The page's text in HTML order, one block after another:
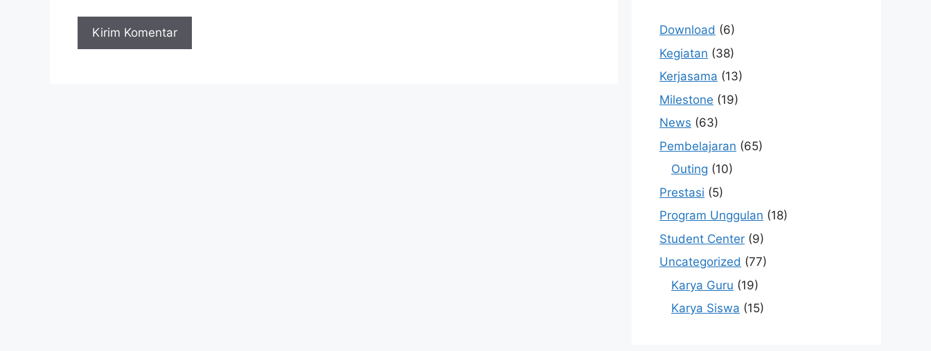
Download (6)
Kegiatan (38)
Kerjasama (13)
Milestone (19)
News (63)
Pembelajaran (65)
Outing (10)
Prestasi (5)
Program Unggulan (18)
Student Center (9)
Uncategorized (77)
Karya Guru (19)
Karya Siswa (15)